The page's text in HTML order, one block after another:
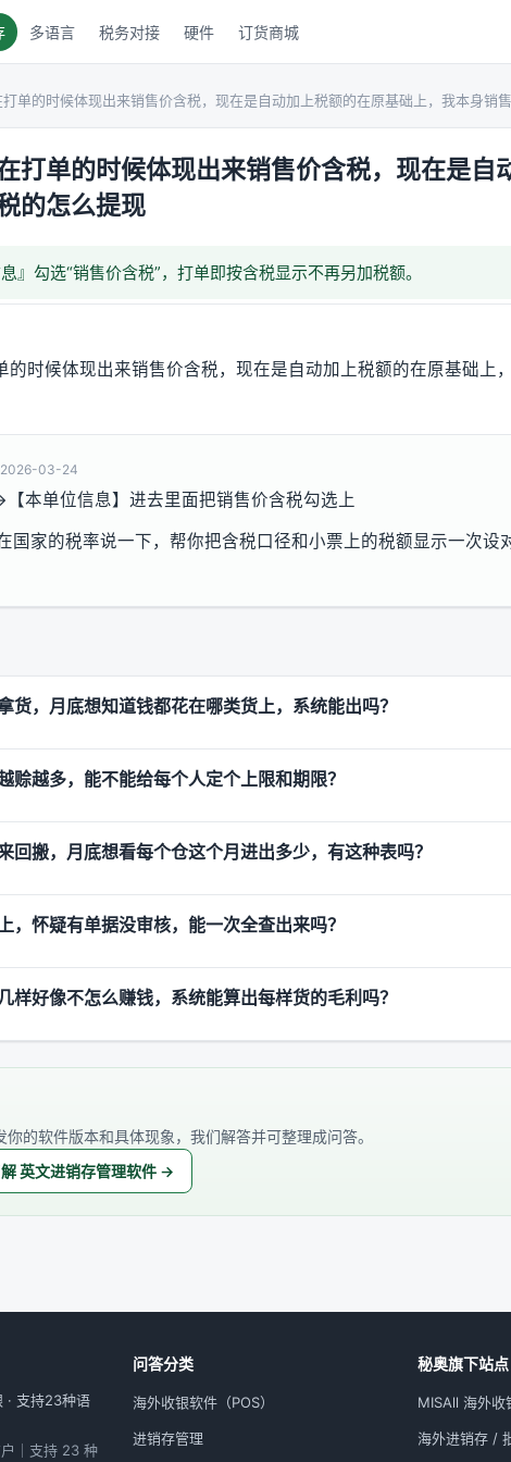
多语言 税务对接 硬件 订货商城
单的时候体现出来销售价含税，现在是自动加上税额的在原基础上，我本身销
打单的时候体现出来销售价含税，现在是自
的怎么提现
勾选“销售价含税”，打单即按含税显示不再另加税额。
的时候体现出来销售价含税，现在是自动加上税额的在原基础上
2026-03-24
本单位信息】进去里面把销售价含税勾选上
国家的税率说一下，帮你把含税口径和小票上的税额显示一次设
货，月底想知道钱都花在哪类货上，系统能出吗？
赊越多，能不能给每个人定个上限和期限？
回搬，月底想看每个仓这个月进出多少，有这种表吗？
，怀疑有单据没审核，能一次全查出来吗？
样好像不怎么赚钱，系统能算出每样货的毛利吗？
的软件版本和具体现象，我们解答并可整理成问答。
英文进销存管理软件 →
· 支持23种语
｜支持 23 种
问答分类
海外收银软件（POS）
进销存管理
秘奥旗下站点
MISAll 海外收
海外进销存 /